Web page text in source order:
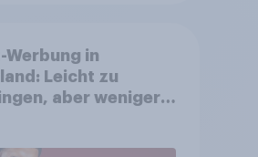
Werbung in
Leicht zu
aber weniger